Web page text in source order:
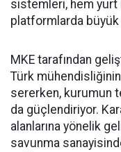
sistemleri, hem yurt
platformlarda büyük
MKE tarafından
Türk
sererken, kurumun
da güçlendiriyor.
alanlarına yönelik
savunma